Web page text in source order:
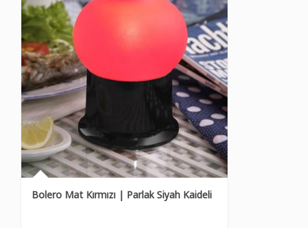
Bolero Mat Kırmızı | Parlak Siyah Kaideli